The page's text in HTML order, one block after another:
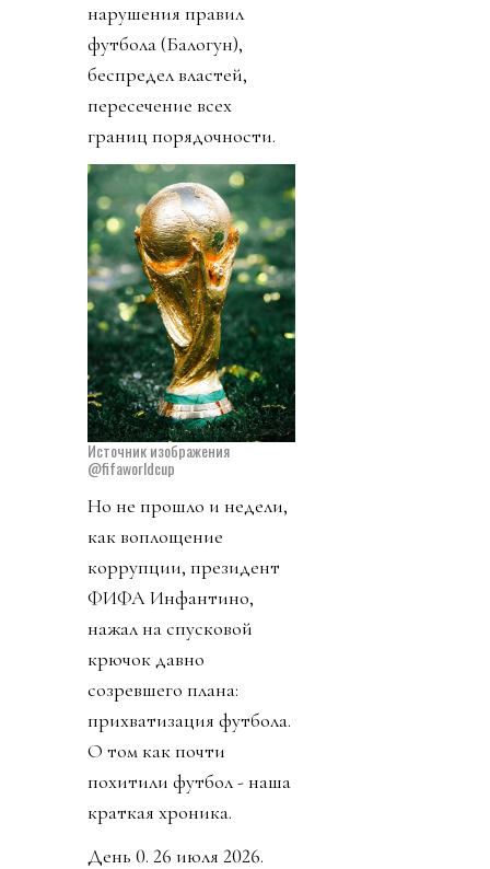
нарушения правил
футбола (Балогун),
беспредел властей,
пересечение всех
границ порядочности.
Источник изображения
@fifaworldcup
Но не прошло и недели,
как воплощение
коррупции, президент
ФИФА Инфантино,
нажал на спусковой
крючок давно
созревшего плана:
прихватизация футбола.
О том как почти
похитили футбол - наша
краткая хроника.
День 0. 26 июля 2026.